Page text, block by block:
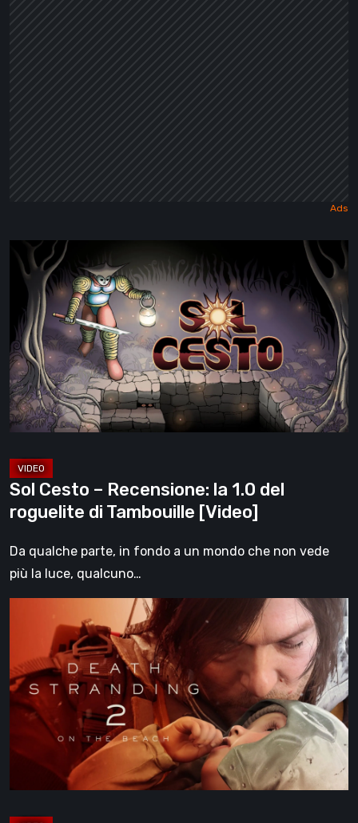
Cesto
Recensione:
la
1.0
del
roguelite
di
[Video]
Sol Cesto – Recensione: la 1.0 del
roguelite di Tambouille [Video]
Da qualche parte, in fondo a un mondo che non vede
più la luce, qualcuno…
Stranding
On
the
Beach,
recensione
–